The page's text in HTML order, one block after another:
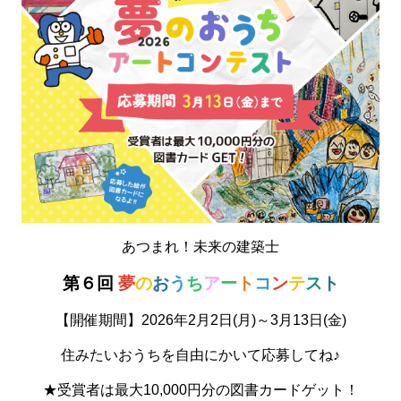
あつまれ！未来の建築士
第６回 夢のおう ちアー ト コ ンテス ト
【開催期間】2026年2月2日(月)～3月13日(金)
住みたいおうちを自由にかいて応募してね♪
★受賞者は最大10,000円分の図書カードゲット！